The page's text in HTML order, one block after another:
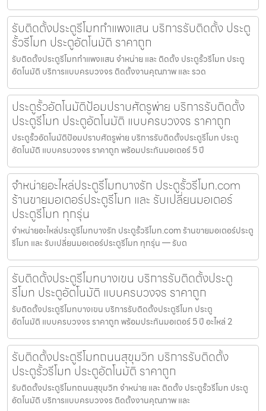
รับติดตั้งประตูรีโมทกำแพงแสน บริการรับติดตั้ง ประตู
รั้วรีโมท ประตูอัตโนมัติ ราคาถูก
รับติดตั้งประตูรีโมทกำแพงแสน จำหน่าย และ ติดตั้ง ประตูรั้วรีโมท ประตู
อัตโนมัติ บริการแบบครบวงจร ติดตั้งงานคุณภาพ และ รวด
ประตูรั้วอัตโนมัติป้อมปราบศัตรูพ่าย บริการรับติดตั้ง
ประตูรีโมท ประตูอัตโนมัติ แบบครบวงจร ราคาถูก
ประตูรั้วอัตโนมัติป้อมปราบศัตรูพ่าย บริการรับติดตั้งประตูรีโมท ประตู
อัตโนมัติ แบบครบวงจร ราคาถูก พร้อมประกันมอเตอร์ 5 ปี
จำหน่ายอะไหล่ประตูรีโมทบางรัก ประตูรั้วรีโมท.com
ร้านขายมอเตอร์ประตูรีโมท และ รับเปลี่ยนมอเตอร์
ประตูรีโมท ทุกรุ่น
จำหน่ายอะไหล่ประตูรีโมทบางรัก ประตูรั้วรีโมท.com ร้านขายมอเตอร์ประตู
รีโมท และ รับเปลี่ยนมอเตอร์ประตูรีโมท ทุกรุ่น — รับต
รับติดตั้งประตูรีโมทบางเขน บริการรับติดตั้งประตู
รีโมท ประตูอัตโนมัติ แบบครบวงจร ราคาถูก
รับติดตั้งประตูรีโมทบางเขน บริการรับติดตั้งประตูรีโมท ประตู
อัตโนมัติ แบบครบวงจร ราคาถูก พร้อมประกันมอเตอร์ 5 ปี อะไหล่ 2
รับติดตั้งประตูรีโมทถนนสุขุมวิท บริการรับติดตั้ง
ประตูรั้วรีโมท ประตูอัตโนมัติ ราคาถูก
รับติดตั้งประตูรีโมทถนนสุขุมวิท จำหน่าย และ ติดตั้ง ประตูรั้วรีโมท ประตู
อัตโนมัติ บริการแบบครบวงจร ติดตั้งงานคุณภาพ และ